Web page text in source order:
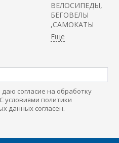
ВЕЛОСИПЕДЫ,
БЕГОВЕЛЫ
,САМОКАТЫ
согласие на обработку
условиями политики
данных согласен.